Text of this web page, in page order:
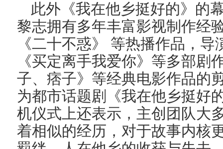
此外《我在他乡挺好的》的
黎志拥有多年丰富影视制作经
《二十不惑》 等热播作品，
《买定离手我爱你》等多部剧
子、痞子》等经典电影作品的
为都市话题剧《我在他乡挺好
机仪式上还表示，主创团队大
着相似的经历，对于故事内核